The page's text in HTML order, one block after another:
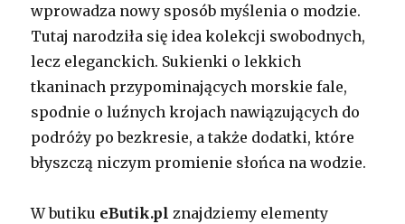
wprowadza nowy sposób myślenia o modzie.
Tutaj narodziła się idea kolekcji swobodnych,
lecz eleganckich. Sukienki o lekkich
tkaninach przypominających morskie fale,
spodnie o luźnych krojach nawiązujących do
podróży po bezkresie, a także dodatki, które
błyszczą niczym promienie słońca na wodzie.
W butiku eButik.pl znajdziemy elementy